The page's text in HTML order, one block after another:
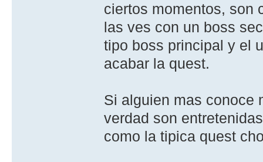
ciertos momentos, son
las ves con un boss
tipo boss principal y el
acabar la quest.
Si alguien mas conoce
verdad son
como la tipica quest